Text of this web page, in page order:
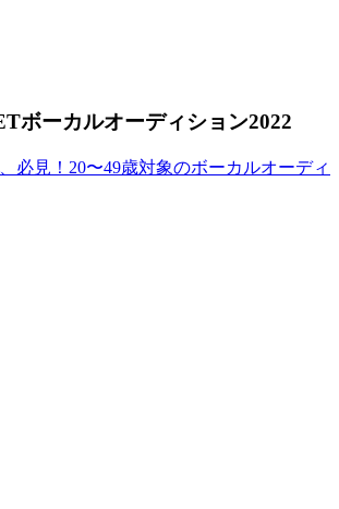
ボーカルオーディション2022
必見！20〜49歳対象のボーカルオーディ